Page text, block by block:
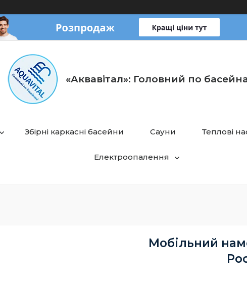
«Аквавітал»: Головний по
Збірні каркасні басейни Сауни Теплові
Електроопалення
Мобільний